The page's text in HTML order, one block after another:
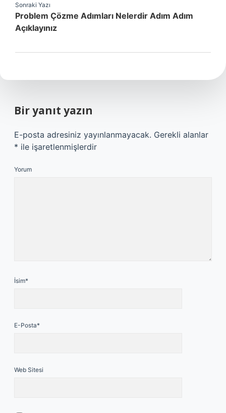
Sonraki Yazı
Problem Çözme Adımları Nelerdir Adım Adım
Açıklayınız
Bir yanıt yazın
E-posta adresiniz yayınlanmayacak. Gerekli alanlar
* ile işaretlenmişlerdir
Yorum
İsim*
E-Posta*
Web Sitesi